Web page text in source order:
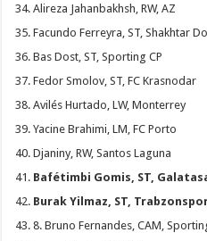
Alireza Jahanbakhsh, RW, AZ
Facundo Ferreyra, ST, Shakhtar
Bas Dost, ST, Sporting CP
Fedor Smolov, ST, FC Krasnodar
Avilés Hurtado, LW, Monterrey
Yacine Brahimi, LM, FC Porto
Djaniny, RW, Santos Laguna
Bafétimbi Gomis, ST,
Burak Yilmaz, ST,
8. Bruno Fernandes, CAM,